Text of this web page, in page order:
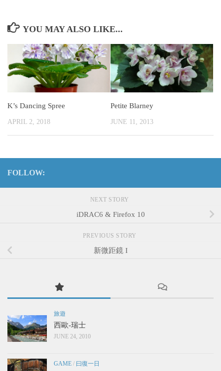
YOU MAY ALSO LIKE...
K’s Dancing Spree
APRIL 2, 2018
Petite Blarney
JUNE 11, 2013
FOLLOW:
NEXT STORY
iDRAC6 & Firefox 10
PREVIOUS STORY
新微距鏡 I
旅遊
西歐-瑞士
JUNE 24, 2010
GAME / 曰復一日